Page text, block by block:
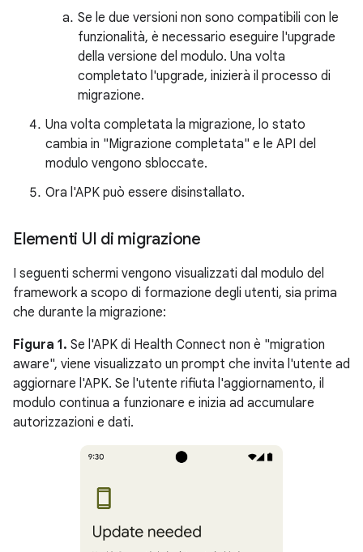
Se le due versioni non sono compatibili con le
funzionalità, è necessario eseguire l'upgrade
della versione del modulo. Una volta
completato l'upgrade, inizierà il processo di
migrazione.
Una volta completata la migrazione, lo stato
cambia in "Migrazione completata" e le API del
modulo vengono sbloccate.
Ora l'APK può essere disinstallato.
Elementi UI di migrazione
I seguenti schermi vengono visualizzati dal modulo del
framework a scopo di formazione degli utenti, sia prima
che durante la migrazione:
Figura 1. Se l'APK di Health Connect non è "migration
aware", viene visualizzato un prompt che invita l'utente ad
aggiornare l'APK. Se l'utente rifiuta l'aggiornamento, il
modulo continua a funzionare e inizia ad accumulare
autorizzazioni e dati.